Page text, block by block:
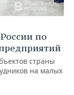
по
страны
на малых